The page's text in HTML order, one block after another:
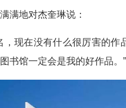
满地对杰奎琳说：
，现在没有什么很厉害的作
书馆一定会是我的好作品。”